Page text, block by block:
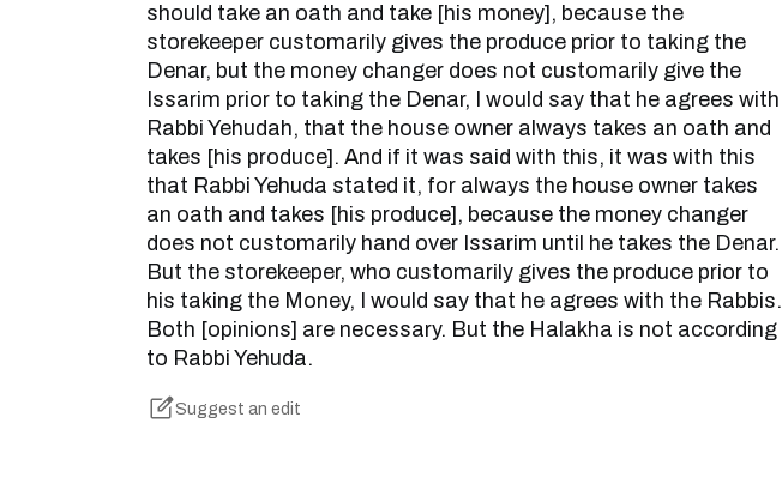
should take an oath and take [his money], because the
storekeeper customarily gives the produce prior to taking the
Denar, but the money changer does not customarily give the
Issarim prior to taking the Denar, I would say that he agrees with
Rabbi Yehudah, that the house owner always takes an oath and
takes [his produce]. And if it was said with this, it was with this
that Rabbi Yehuda stated it, for always the house owner takes
an oath and takes [his produce], because the money changer
does not customarily hand over Issarim until he takes the Denar.
But the storekeeper, who customarily gives the produce prior to
his taking the Money, I would say that he agrees with the Rabbis.
Both [opinions] are necessary. But the Halakha is not according
to Rabbi Yehuda.
Suggest an edit